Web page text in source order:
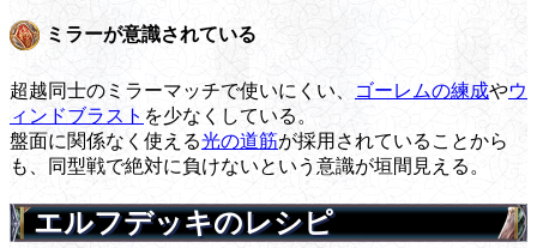
ミラーが意識されている
超越同士のミラーマッチで使いにくい、 ゴーレムの練成やウ
ィンドブラスト を少なくしている。
盤面に関係なく使える光の道筋が採用されていることから
も、同型戦で絶対に負けないという意識が垣間見える。
エルフデッキのレシピ